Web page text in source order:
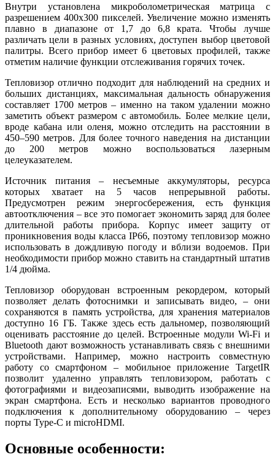
Внутри установлена микроболометрическая матрица с
разрешением 400x300 пикселей. Увеличение можно изменять
плавно в диапазоне от 1,7 до 6,8 крата. Чтобы лучше
различать цели в разных условиях, доступен выбор цветовой
палитры. Всего прибор имеет 6 цветовых профилей, также
отметим наличие функции отслеживания горячих точек.
Тепловизор отлично подходит для наблюдений на средних и
больших дистанциях, максимальная дальность обнаружения
составляет 1700 метров – именно на таком удалении можно
заметить объект размером с автомобиль. Более мелкие цели,
вроде кабана или оленя, можно отследить на расстоянии в
450–590 метров. Для более точного наведения на дистанции
до 200 метров можно воспользоваться лазерным
целеуказателем.
Источник питания – несъемные аккумуляторы, ресурса
которых хватает на 5 часов непрерывной работы.
Предусмотрен режим энергосбережения, есть функция
автоотключения – все это помогает экономить заряд для более
длительной работы прибора. Корпус имеет защиту от
проникновения воды класса IP66, поэтому тепловизор можно
использовать в дождливую погоду и вблизи водоемов. При
необходимости прибор можно ставить на стандартный штатив
1/4 дюйма.
Тепловизор оборудован встроенным рекордером, который
позволяет делать фотоснимки и записывать видео, – они
сохраняются в память устройства, для хранения материалов
доступно 16 ГБ. Также здесь есть дальномер, позволяющий
оценивать расстояние до целей. Встроенные модули Wi-Fi и
Bluetooth дают возможность устанавливать связь с внешними
устройствами. Например, можно настроить совместную
работу со смартфоном – мобильное приложение TargetIR
позволит удаленно управлять тепловизором, работать с
фотографиями и видеозаписями, выводить изображение на
экран смартфона. Есть и несколько вариантов проводного
подключения к дополнительному оборудованию – через
порты Type-C и microHDMI.
Основные особенности: